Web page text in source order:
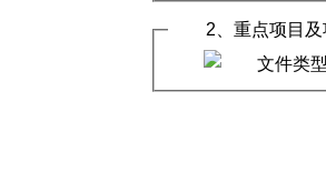
2、重点项目